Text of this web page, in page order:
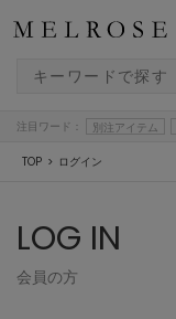
注目ワード： 別注アイテム
TOP ログイン
LOG IN
会員の方